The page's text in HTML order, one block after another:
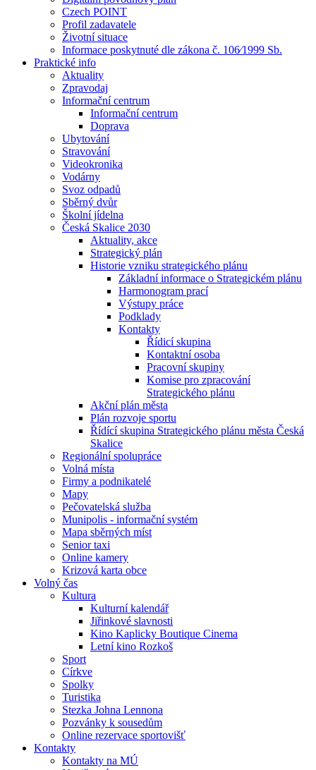
Czech POINT
Profil zadavatele
Životní situace
Informace poskytnuté dle zákona č. 106⁄1999 Sb.
Praktické info
Aktuality
Zpravodaj
Informační centrum
Informační centrum
Doprava
Ubytování
Stravování
Videokronika
Vodárny
Svoz odpadů
Sběrný dvůr
Školní jídelna
Česká Skalice 2030
Aktuality, akce
Strategický plán
Historie vzniku strategického plánu
Základní informace o Strategickém plánu
Harmonogram prací
Výstupy práce
Podklady
Kontakty
Řídicí skupina
Kontaktní osoba
Pracovní skupiny
Komise pro zpracování
Strategického plánu
Akční plán města
Plán rozvoje sportu
Řídící skupina Strategického plánu města Česká
Skalice
Regionální spolupráce
Volná místa
Firmy a podnikatelé
Mapy
Pečovatelská služba
Munipolis - informační systém
Mapa sběrných míst
Senior taxi
Online kamery
Krizová karta obce
Volný čas
Kultura
Kulturní kalendář
Jiřinkové slavnosti
Kino Kaplicky Boutique Cinema
Letní kino Rozkoš
Sport
Církve
Spolky
Turistika
Stezka Johna Lennona
Pozvánky k sousedům
Online rezervace sportovišť
Kontakty
Kontakty na MÚ